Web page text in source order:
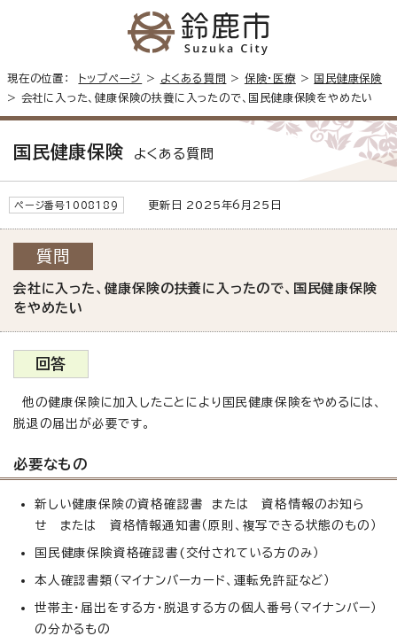
現在の位置： トップページ > よくある質問 > 保険・医療 >
国民健康保険
> 会社に入った、健康保険の扶養に入ったので、国民健康保険をやめたい
国民健康保険 よくある質問
ページ番号1008189 更新日 2025年6月25日
質問
会社に入った、健康保険の扶養に入ったので、国民健康保険
をやめたい
回答
他の健康保険に加入したことにより国民健康保険をやめるには、
脱退の届出が必要です。
必要なもの
新しい健康保険の資格確認書 または 資格情報のお知ら
せ または 資格情報通知書（原則、複写できる状態のもの）
国民健康保険資格確認書(交付されている方のみ）
本人確認書類（マイナンバーカード、運転免許証など）
世帯主・届出をする方・脱退する方の個人番号（マイナンバー）
の分かるもの